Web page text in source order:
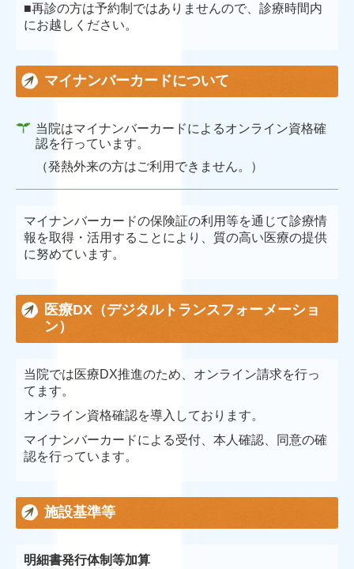
■再診の方は予約制ではありませんので、診療時間内
にお越しください。
マイナンバーカードについて
当院はマイナンバーカードによるオンライン資格確
認を行っています。
（発熱外来の方はご利用できません。）
マイナンバーカードの保険証の利用等を通じて診療情
報を取得・活用することにより、質の高い医療の提供
に努めています。
医療DX（デジタルトランスフォーメーショ
ン）
当院では医療DX推進のため、オンライン請求を行っ
てます。
オンライン資格確認を導入しております。
マイナンバーカードによる受付、本人確認、同意の確
認を行っています。
施設基準等
明細書発行体制等加算